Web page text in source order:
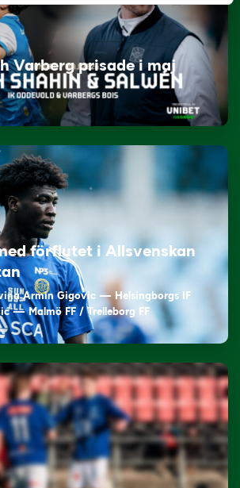
Varberg prisade i maj
förflutet i Allsvenskan
Armin Gigovic — Helsingborgs IF
— Malmö FF / Trelleborg FF